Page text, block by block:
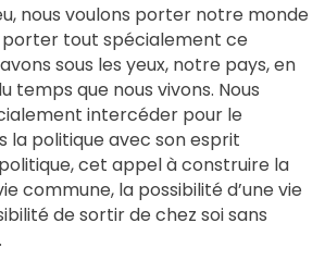
nous voulons porter notre monde
tout spécialement ce
sous les yeux, notre pays, en
temps que nous vivons. Nous
intercéder pour le
la politique avec son esprit
cet appel à construire la
commune, la possibilité d’une vie
de sortir de chez soi sans